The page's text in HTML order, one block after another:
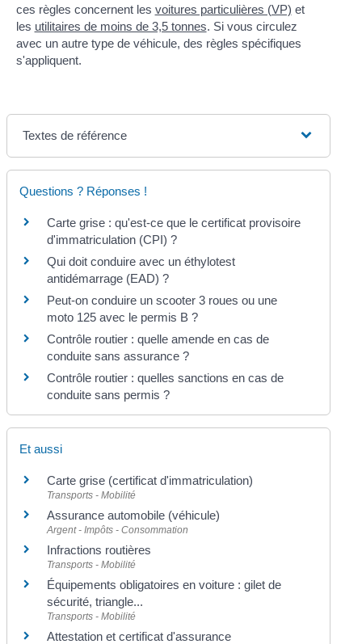
ces règles concernent les voitures particulières (VP) et
les utilitaires de moins de 3,5 tonnes. Si vous circulez
avec un autre type de véhicule, des règles spécifiques
s'appliquent.
Textes de référence
Questions ? Réponses !
Carte grise : qu'est-ce que le certificat provisoire
d'immatriculation (CPI) ?
Qui doit conduire avec un éthylotest
antidémarrage (EAD) ?
Peut-on conduire un scooter 3 roues ou une
moto 125 avec le permis B ?
Contrôle routier : quelle amende en cas de
conduite sans assurance ?
Contrôle routier : quelles sanctions en cas de
conduite sans permis ?
Et aussi
Carte grise (certificat d'immatriculation)
Transports - Mobilité
Assurance automobile (véhicule)
Argent - Impôts - Consommation
Infractions routières
Transports - Mobilité
Équipements obligatoires en voiture : gilet de
sécurité, triangle...
Transports - Mobilité
Attestation et certificat d'assurance